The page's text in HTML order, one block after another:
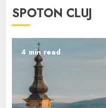
SPOTON CLUJ
4 min read